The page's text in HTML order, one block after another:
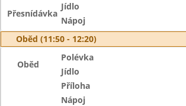
Přesnídávka
Jídlo
Nápoj
Oběd (11:50 - 12:20)
Oběd
Polévka
Jídlo
Příloha
Nápoj